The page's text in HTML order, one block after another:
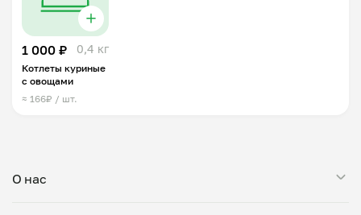
1 000 ₽ 0,4 кг
Котлеты куриные
с овощами
≈ 166₽ / шт.
О нас